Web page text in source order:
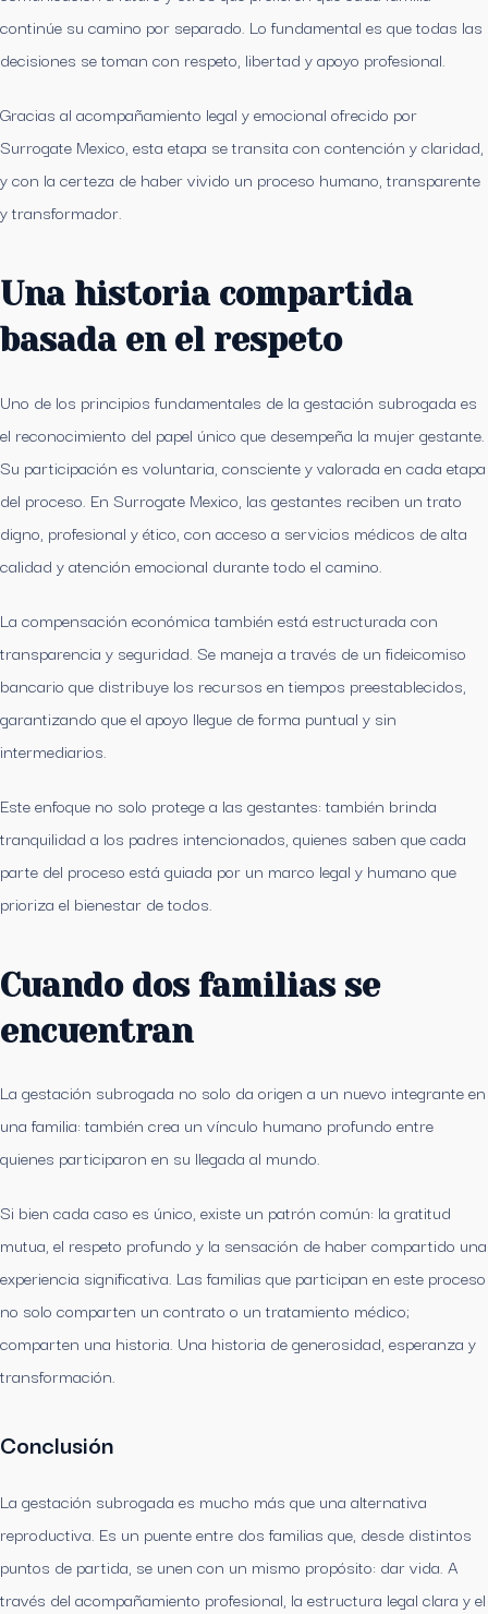
continúe su camino por separado. Lo fundamental es que todas las
decisiones se toman con respeto, libertad y apoyo profesional.
Gracias al acompañamiento legal y emocional ofrecido por
Surrogate Mexico, esta etapa se transita con contención y claridad,
y con la certeza de haber vivido un proceso humano, transparente
y transformador.
Una historia compartida
basada en el respeto
Uno de los principios fundamentales de la gestación subrogada es
el reconocimiento del papel único que desempeña la mujer gestante.
Su participación es voluntaria, consciente y valorada en cada etapa
del proceso. En Surrogate Mexico, las gestantes reciben un trato
digno, profesional y ético, con acceso a servicios médicos de alta
calidad y atención emocional durante todo el camino.
La compensación económica también está estructurada con
transparencia y seguridad. Se maneja a través de un fideicomiso
bancario que distribuye los recursos en tiempos preestablecidos,
garantizando que el apoyo llegue de forma puntual y sin
intermediarios.
Este enfoque no solo protege a las gestantes: también brinda
tranquilidad a los padres intencionados, quienes saben que cada
parte del proceso está guiada por un marco legal y humano que
prioriza el bienestar de todos.
Cuando dos familias se
encuentran
La gestación subrogada no solo da origen a un nuevo integrante en
una familia: también crea un vínculo humano profundo entre
quienes participaron en su llegada al mundo.
Si bien cada caso es único, existe un patrón común: la gratitud
mutua, el respeto profundo y la sensación de haber compartido una
experiencia significativa. Las familias que participan en este proceso
no solo comparten un contrato o un tratamiento médico;
comparten una historia. Una historia de generosidad, esperanza y
transformación.
Conclusión
La gestación subrogada es mucho más que una alternativa
reproductiva. Es un puente entre dos familias que, desde distintos
puntos de partida, se unen con un mismo propósito: dar vida. A
través del acompañamiento profesional, la estructura legal clara y el